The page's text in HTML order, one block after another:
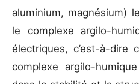
aluminium, magnésium)
le complexe argilo-
électriques, c’est-à-dire
complexe argilo-